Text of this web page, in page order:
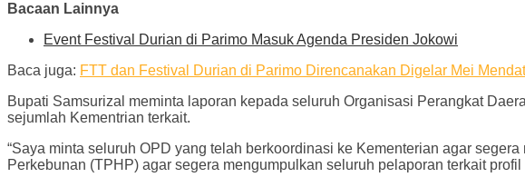
Bacaan Lainnya
Event Festival Durian di Parimo Masuk Agenda Presiden Jokowi
Baca juga: FTT dan Festival Durian di Parimo Direncanakan Digelar Mei
Bupati Samsurizal meminta laporan kepada seluruh Organisasi Perangkat
sejumlah Kementrian terkait.
“Saya minta seluruh OPD yang telah berkoordinasi ke Kementerian agar
Perkebunan (TPHP) agar segera mengumpulkan seluruh pelaporan terkait